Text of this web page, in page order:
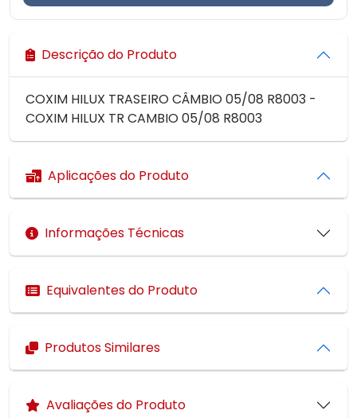
Descrição do Produto
COXIM HILUX TRASEIRO CÂMBIO 05/08 R8003 -
COXIM HILUX TR CAMBIO 05/08 R8003
Aplicações do Produto
Informações Técnicas
Equivalentes do Produto
Produtos Similares
Avaliações do Produto